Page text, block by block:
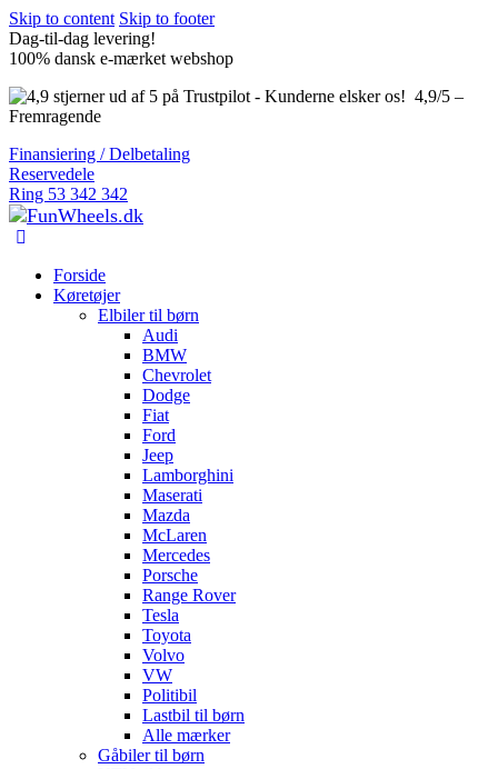
Skip to content Skip to footer
Dag-til-dag levering!
100% dansk e-mærket webshop
4,9/5 –
Fremragende
Finansiering / Delbetaling
Reservedele
Ring 53 342 342
Forside
Køretøjer
Elbiler til børn
Audi
BMW
Chevrolet
Dodge
Fiat
Ford
Jeep
Lamborghini
Maserati
Mazda
McLaren
Mercedes
Porsche
Range Rover
Tesla
Toyota
Volvo
VW
Politibil
Lastbil til børn
Alle mærker
Gåbiler til børn